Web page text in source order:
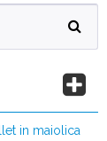
in maiolica